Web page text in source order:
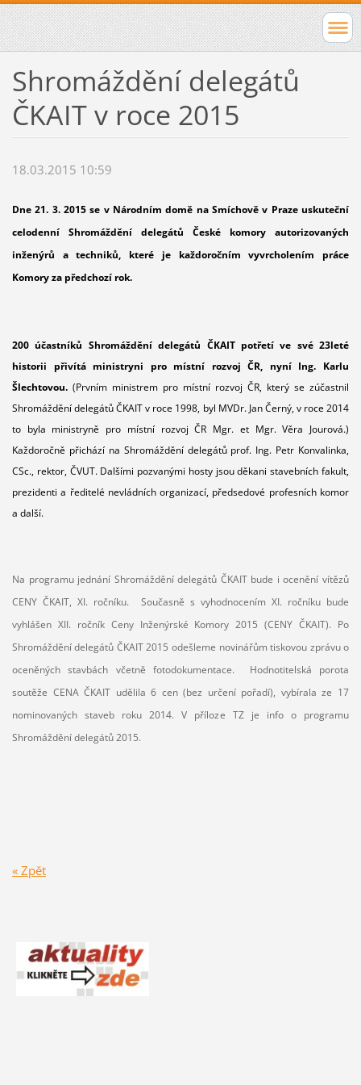
Shromáždění delegátů
ČKAIT v roce 2015
18.03.2015 10:59
Dne 21. 3. 2015 se v Národním domě na Smíchově v Praze uskuteční
celodenní Shromáždění delegátů České komory autorizovaných
inženýrů a techniků, které je každoročním vyvrcholením práce
Komory za předchozí rok.
200 účastníků Shromáždění delegátů ČKAIT potřetí ve své 23leté
historii přivítá ministryni pro místní rozvoj ČR, nyní Ing. Karlu
Šlechtovou. (Prvním ministrem pro místní rozvoj ČR, který se zúčastnil
Shromáždění delegátů ČKAIT v roce 1998, byl MVDr. Jan Černý, v roce 2014
to byla ministryně pro místní rozvoj ČR Mgr. et Mgr. Věra Jourová.)
Každoročně přichází na Shromáždění delegátů prof. Ing. Petr Konvalinka,
CSc., rektor, ČVUT. Dalšími pozvanými hosty jsou děkani stavebních fakult,
prezidenti a ředitelé nevládních organizací, předsedové profesních komor
a další.
Na programu jednání Shromáždění delegátů ČKAIT bude i ocenění vítězů
CENY ČKAIT, XI. ročníku. Současně s vyhodnocením XI. ročníku bude
vyhlášen XII. ročník Ceny Inženýrské Komory 2015 (CENY ČKAIT). Po
Shromáždění delegátů ČKAIT 2015 odešleme novinářům tiskovou zprávu o
oceněných stavbách včetně fotodokumentace. Hodnotitelská porota
soutěže CENA ČKAIT udělila 6 cen (bez určení pořadí), vybírala ze 17
nominovaných staveb roku 2014. V příloze TZ je info o programu
Shromáždění delegátů 2015.
« Zpět